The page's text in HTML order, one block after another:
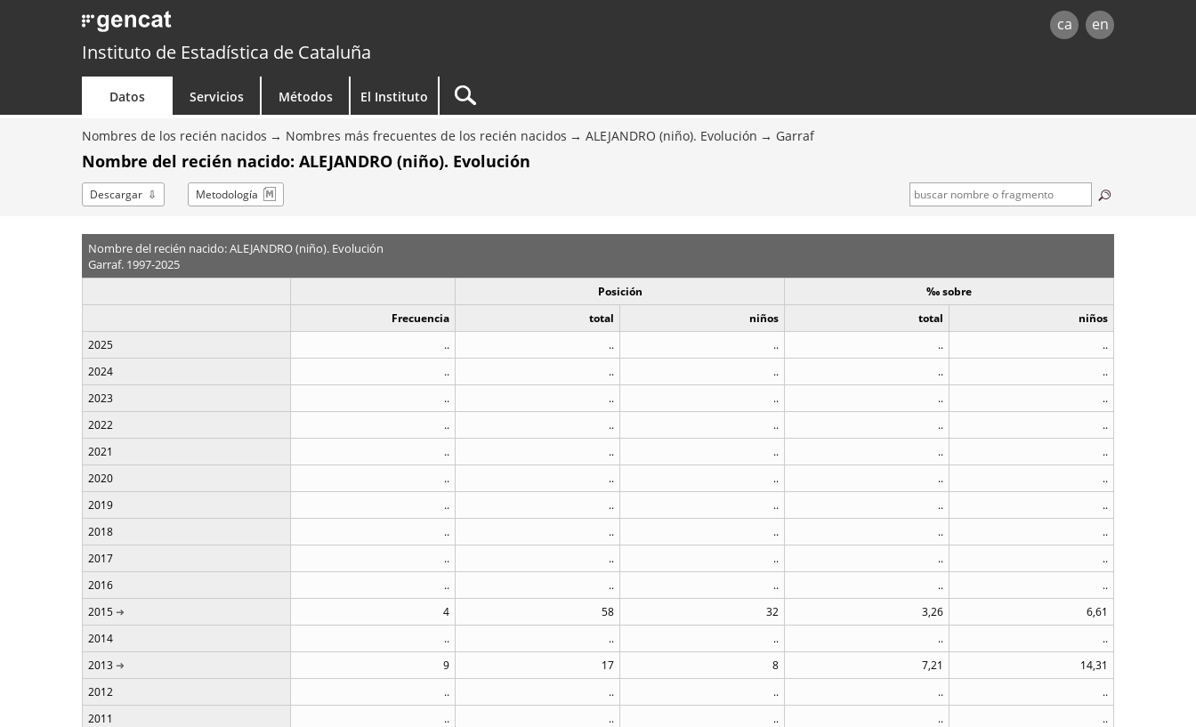
ca en
Instituto de Estadística de Cataluña
Datos Servicios Métodos El Instituto
Nombres de los recién nacidos Nombres más frecuentes de los recién nacidos ALEJANDRO (niño). Evolución Garraf
Nombre del recién nacido: ALEJANDRO (niño). Evolución
Descargar Metodología
Nombre del recién nacido: ALEJANDRO (niño). Evolución
Garraf. 1997-2025
Posición
‰ sobre
Frecuencia
total niños total
niños
2025
.. .. .. ..
..
2024
.. .. .. ..
..
2023
.. .. .. ..
..
2022
.. .. .. ..
..
2021
.. .. .. ..
..
2020
.. .. .. ..
..
2019
.. .. .. ..
..
2018
.. .. .. ..
..
2017
.. .. .. ..
..
2016
.. .. .. ..
..
2015
4 58 32 3,26
6,61
2014
.. .. .. ..
..
2013
9 17 8 7,21
14,31
2012
.. .. .. ..
..
2011
.. .. .. ..
..